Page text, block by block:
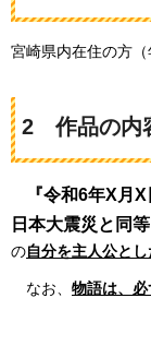
宮崎県内在住の方（
2 作品の内
『令和6年X月
日本大震災と同
の自分を主人公と
なお、 物語は、必